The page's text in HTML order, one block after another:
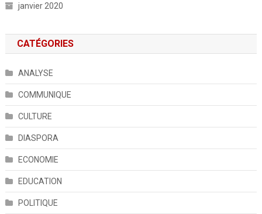
janvier 2020
CATÉGORIES
ANALYSE
COMMUNIQUE
CULTURE
DIASPORA
ECONOMIE
EDUCATION
POLITIQUE